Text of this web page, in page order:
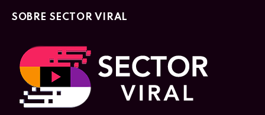
SOBRE SECTOR VIRAL